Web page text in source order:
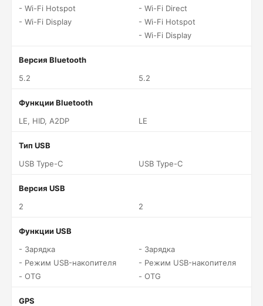
- Wi-Fi Hotspot
- Wi-Fi Display
- Wi-Fi Direct
- Wi-Fi Hotspot
- Wi-Fi Display
Версия Bluetooth
5.2
5.2
Функции Bluetooth
LE, HID, A2DP
LE
Тип USB
USB Type-C
USB Type-C
Версия USB
2
2
Функции USB
- Зарядка
- Режим USB-накопителя
- OTG
- Зарядка
- Режим USB-накопителя
- OTG
GPS